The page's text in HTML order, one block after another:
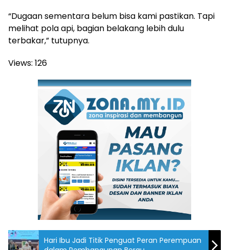
“Dugaan sementara belum bisa kami pastikan. Tapi
melihat pola api, bagian belakang lebih dulu
terbakar,” tutupnya.
Views: 126
Hari Ibu Jadi Titik Penguat Peran Perempuan